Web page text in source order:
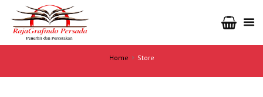
Home Store